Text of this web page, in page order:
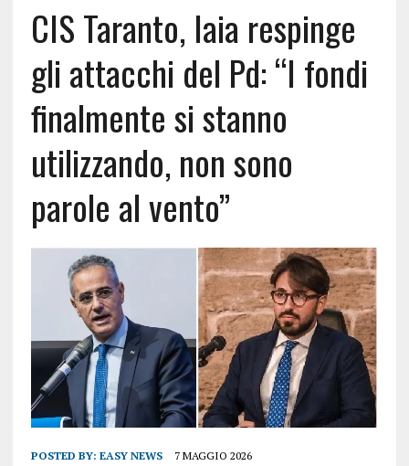
CIS Taranto, Iaia respinge
gli attacchi del Pd: “I fondi
finalmente si stanno
utilizzando, non sono
parole al vento”
POSTED BY: EASY NEWS 7 MAGGIO 2026